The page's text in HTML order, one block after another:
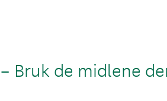
– Bruk de midlene